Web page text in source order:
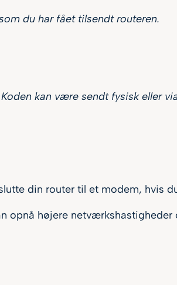
du har fået tilsendt routeren.
Koden kan være sendt fysisk eller
din router til et modem, hvis
opnå højere